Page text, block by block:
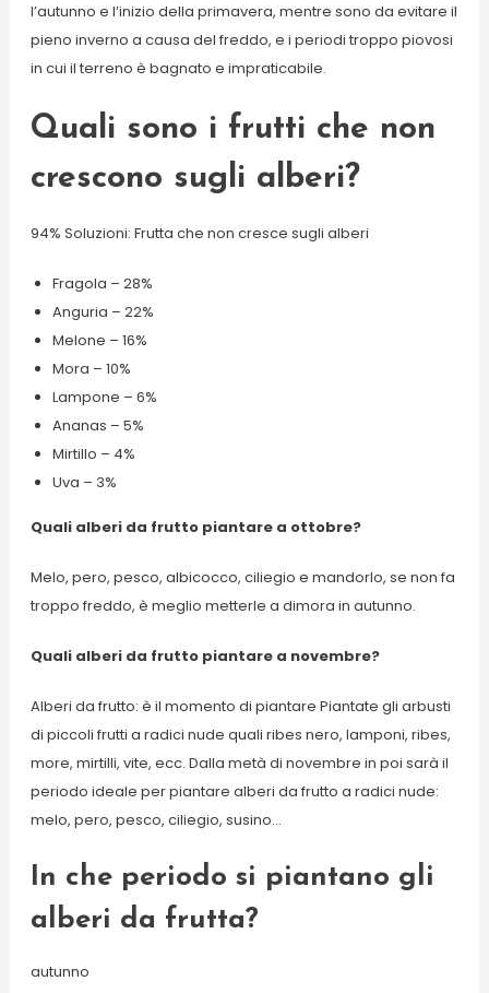
l’autunno e l’inizio della primavera, mentre sono da evitare il
pieno inverno a causa del freddo, e i periodi troppo piovosi
in cui il terreno è bagnato e impraticabile.
Quali sono i frutti che non
crescono sugli alberi?
94% Soluzioni: Frutta che non cresce sugli alberi
Fragola – 28%
Anguria – 22%
Melone – 16%
Mora – 10%
Lampone – 6%
Ananas – 5%
Mirtillo – 4%
Uva – 3%
Quali alberi da frutto piantare a ottobre?
Melo, pero, pesco, albicocco, ciliegio e mandorlo, se non fa
troppo freddo, è meglio metterle a dimora in autunno.
Quali alberi da frutto piantare a novembre?
Alberi da frutto: è il momento di piantare Piantate gli arbusti
di piccoli frutti a radici nude quali ribes nero, lamponi, ribes,
more, mirtilli, vite, ecc. Dalla metà di novembre in poi sarà il
periodo ideale per piantare alberi da frutto a radici nude:
melo, pero, pesco, ciliegio, susino…
In che periodo si piantano gli
alberi da frutta?
autunno